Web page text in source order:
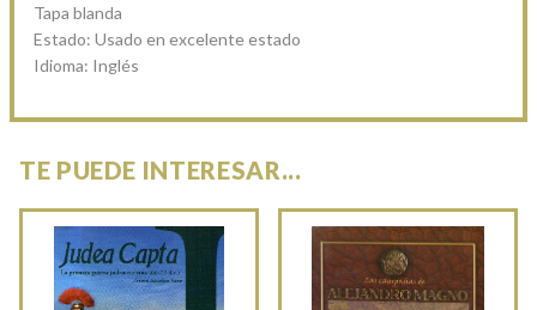
Tapa blanda
Estado: Usado en excelente estado
Idioma: Inglés
TE PUEDE INTERESAR...